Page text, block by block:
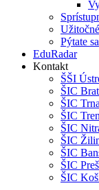
Pýtate sa
EduRadar
Kontakt
ŠŠI
ŠIC
ŠIC
ŠIC
ŠIC
ŠIC
ŠIC
ŠIC
ŠIC